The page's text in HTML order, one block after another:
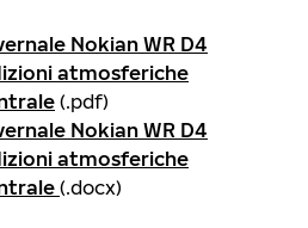
Nokian WR D4
atmosferiche
(.pdf)
Nokian WR D4
atmosferiche
(.docx)